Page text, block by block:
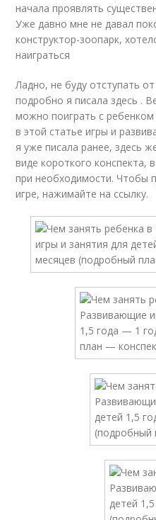
начала проявлять
Уже давно мне не давал
конструктор-зоопарк,
наиграться
Ладно, не буду отступать
подробно я писала здесь .
можно поиграть с
в этой статье игры и
я уже писала ранее, здесь
виде короткого конспекта,
при необходимости. Чтобы
игре, нажимайте на ссылку.